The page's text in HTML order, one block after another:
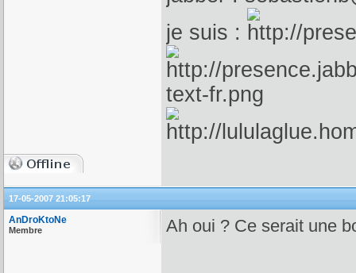
je suis :
17-05-2007 21:05:17
AnDroKtoNe
Membre Ah oui ? Ce serait une